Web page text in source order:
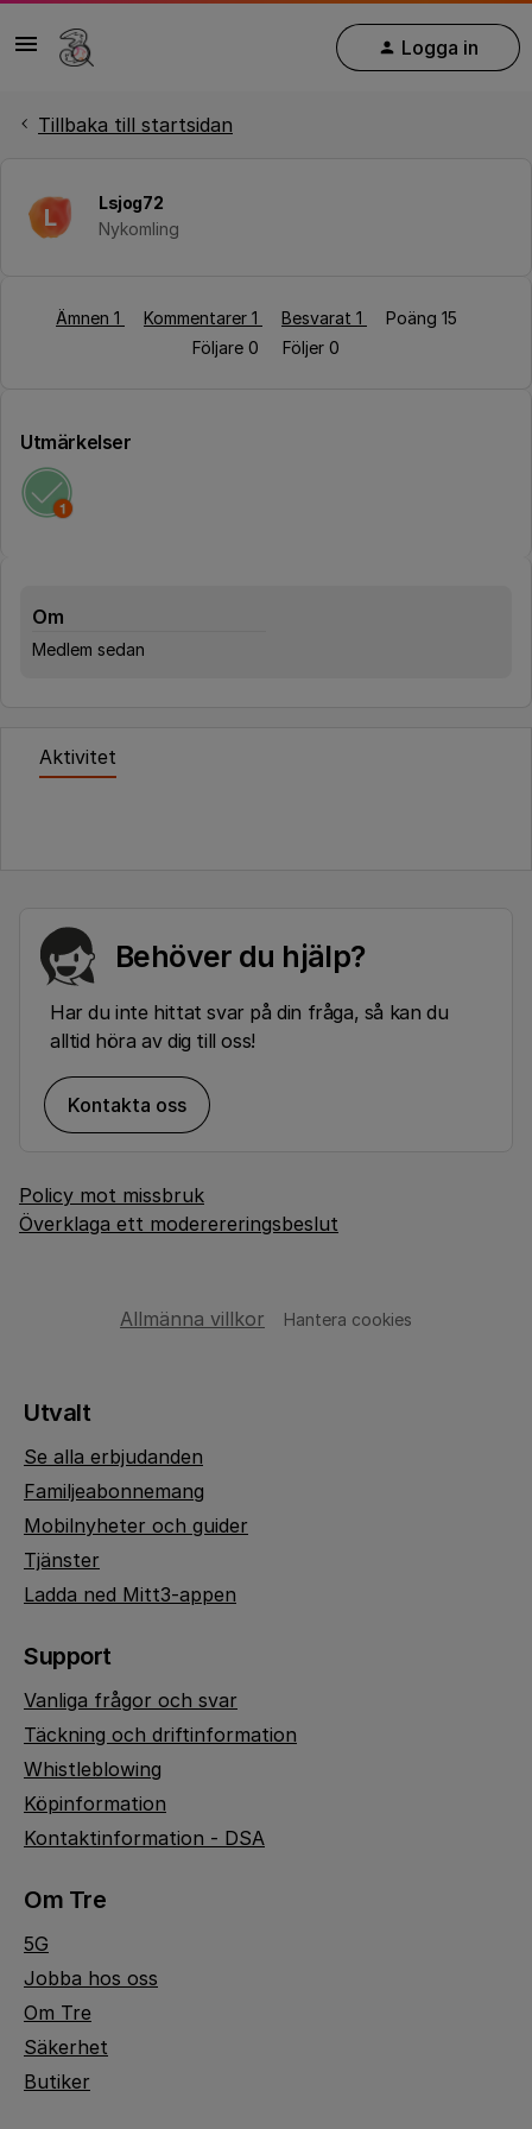
Logga in
Tillbaka till startsidan
L
Lsjog72
Nykomling
Ämnen 1 Kommentarer 1 Besvarat 1
Poäng 15
Följare 0 Följer 0
Utmärkelser
Om
Medlem sedan
Aktivitet
Behöver du hjälp?
Har du inte hittat svar på din fråga, så kan du
alltid höra av dig till oss!
Kontakta oss
Policy mot missbruk
Överklaga ett moderereringsbeslut
Allmänna villkor Hantera cookies
Utvalt
Se alla erbjudanden
Familjeabonnemang
Mobilnyheter och guider
Tjänster
Ladda ned Mitt3-appen
Support
Vanliga frågor och svar
Täckning och driftinformation
Whistleblowing
Köpinformation
Kontaktinformation - DSA
Om Tre
5G
Jobba hos oss
Om Tre
Säkerhet
Butiker